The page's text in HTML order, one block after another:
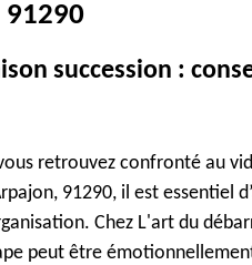
91290
succession :
retrouvez confronté au
91290, il est essentiel
Chez L'art du
peut être